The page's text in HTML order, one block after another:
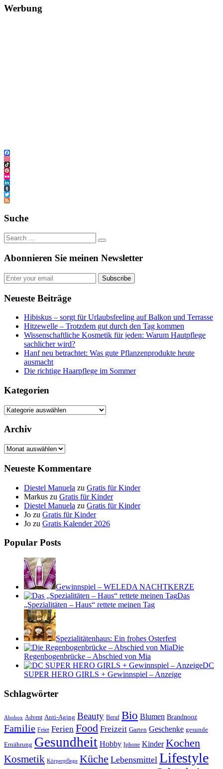
Werbung
Facebook
Instagram
TikTok
Pinterest
Flickr
LinkedIn
Tumblr
Twitter
Feed
Suche
Abonnieren Sie meinen Newsletter
Subscribe
Neueste Beiträge
Hibiskus – sorgt für Urlaubsfeeling auf Balkon und Terrasse
Hitzewelle – Trotzdem gut durch den Tag kommen
Wissenschaftliche Kosmetik für jeden: Warum Hautpflege
sachlicher wird?
Hanf neu betrachtet: Was gute Pflanzenprodukte heute
ausmacht
Die richtige Haarpflege im Sommer
Kategorien
Kategorien
Archiv
Archiv
Neueste Kommentare
Diestel Manuela zu Gratis für Kinder
Markus zu Gratis für Kinder
Diestel Manuela zu Gratis für Kinder
Jo zu Gratis für Kinder
Jo zu Gratis Kalender 2026
Popular Posts
Gewinnspiel – WELEDA NACHTKERZE
Das
„Spezialitäten – Haus“ rettete meinen Tag
Spezialitätenhaus: Ein frohes Osterfest
Die
Regenbogenbrücke – Abschied von Mia
DC
SUPER HERO GIRLS + Gewinnspiel – Anzeige
Schlagwörter
Abobox Advent Anti-Aging Beauty Beruf Bio Blumen Brandnooz
Familie Feier Ferien Food Freizeit Garten Geschenke gesunde
Ernährung Gesundheit Hobby Iphone Kinder Kochen
Kosmetik Körperpflege Küche Lebensmittel Lifestyle